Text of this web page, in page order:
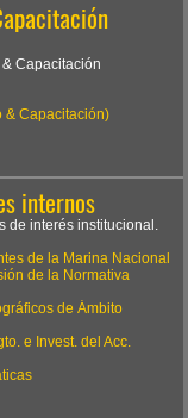
Capacitación
& Capacitación)
internos
de interés institucional.
de la Marina Nacional
de la Normativa
de Ámbito
e Invest. del Acc.